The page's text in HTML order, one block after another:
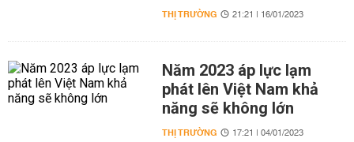
THỊ TRƯỜNG 21:21 | 16/01/2023
Năm 2023 áp lực lạm
phát lên Việt Nam khả
năng sẽ không lớn
THỊ TRƯỜNG 17:21 | 04/01/2023